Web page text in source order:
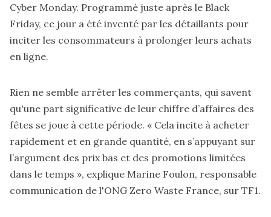
Cyber Monday. Programmé juste après le Black
Friday, ce jour a été inventé par les détaillants pour
inciter les consommateurs à prolonger leurs achats
en ligne.
Rien ne semble arrêter les commerçants, qui savent
qu'une part significative de leur chiffre d’affaires des
fêtes se joue à cette période. « Cela incite à acheter
rapidement et en grande quantité, en s’appuyant sur
l’argument des prix bas et des promotions limitées
dans le temps », explique Marine Foulon, responsable
communication de l'ONG Zero Waste France, sur TF1.